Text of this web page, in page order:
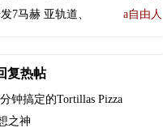
7马赫 亚轨道、 a自由人
复热帖
钟搞定的Tortillas Pizza
之神